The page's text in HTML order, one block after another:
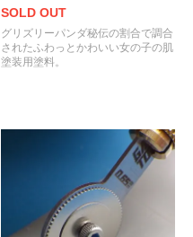
SOLD OUT
グリズリーパンダ秘伝の割合で調合
されたふわっとかわいい女の子の肌
塗装用塗料。